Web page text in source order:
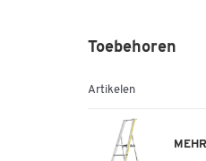
Toebehoren
Artikelen